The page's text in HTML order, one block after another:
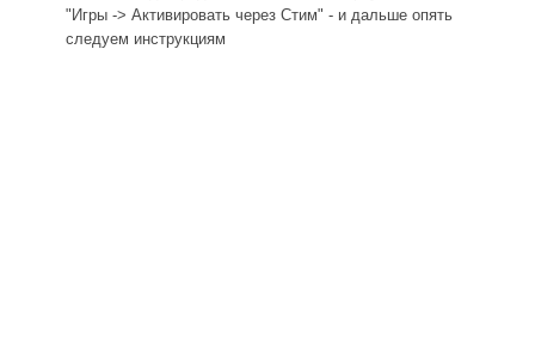
"Игры -> Активировать через Стим" - и дальше опять
следуем инструкциям